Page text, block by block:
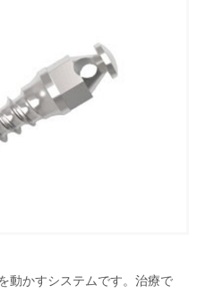
動かすシステムです。治療で